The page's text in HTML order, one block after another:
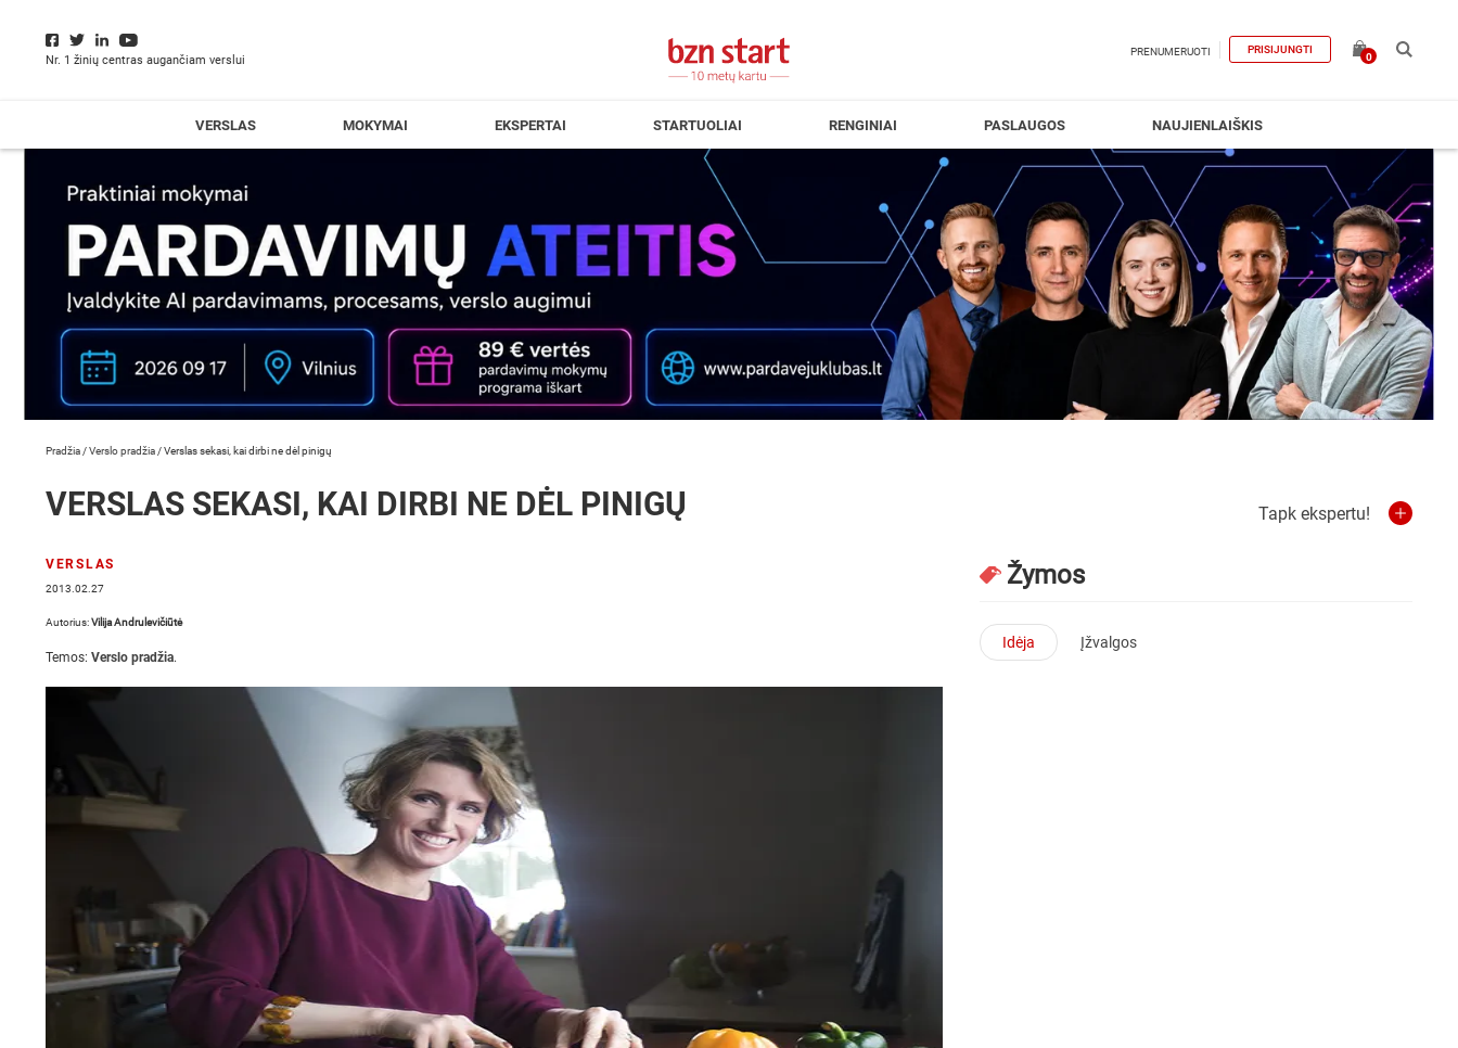
Nr. 1 žinių centras augančiam verslui
PRENUMERUOTI PRISIJUNGTI
0
VERSLAS MOKYMAI EKSPERTAI STARTUOLIAI RENGINIAI PASLAUGOS NAUJIENLAIŠKIS
Pradžia /Verslo pradžia /Verslas sekasi, kai dirbi ne dėl pinigų
VERSLAS SEKASI, KAI DIRBI NE DĖL PINIGŲ
VERSLAS
2013.02.27
Autorius:Vilija Andrulevičiūtė
Temos: Verslo pradžia.
Tapk ekspertu!
Žymos
Idėja Įžvalgos